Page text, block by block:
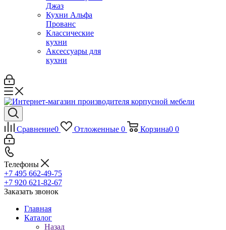
Джаз
Кухни Альфа
Прованс
Классические
кухни
Аксессуары для
кухни
Сравнение0 Отложенные 0 Корзина0 0
Телефоны
+7 495 662-49-75
+7 920 621-82-67
Заказать звонок
Главная
Каталог
Назад